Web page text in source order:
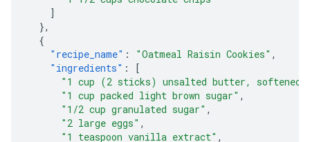
]
},
{
"recipe_name" : "Oatmeal Raisin Cookies" ,
"ingredients" :
[
"1 cup (2 sticks) unsalted butter, softened"
"1 cup packed light brown sugar" ,
"1/2 cup granulated sugar" ,
"2 large eggs" ,
"1 teaspoon vanilla extract" ,